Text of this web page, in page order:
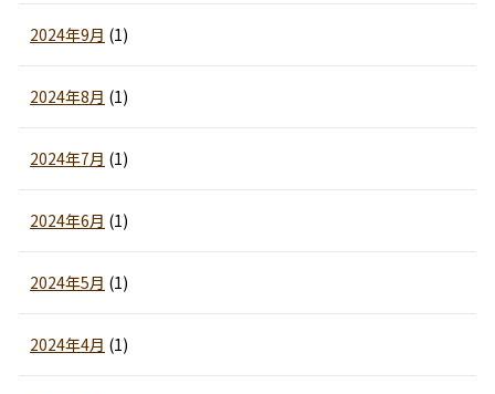
2024年9月 (1)
2024年8月 (1)
2024年7月 (1)
2024年6月 (1)
2024年5月 (1)
2024年4月 (1)